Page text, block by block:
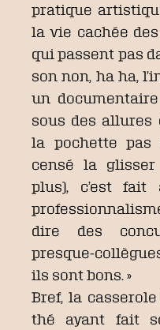
pratique
la vie cachée
qui passent pas
son non, ha ha,
un
sous des allures
la pochette pas
censé la
plus), c’est fait
dire des
presque-
ils sont bons. »
Bref, la casserole
thé ayant fait